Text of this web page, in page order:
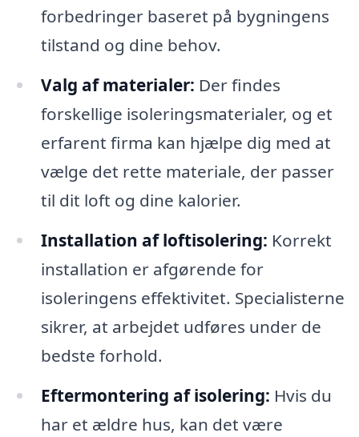
forbedringer baseret på bygningens
tilstand og dine behov.
Valg af materialer: Der findes
forskellige isoleringsmaterialer, og et
erfarent firma kan hjælpe dig med at
vælge det rette materiale, der passer
til dit loft og dine kalorier.
Installation af loftisolering: Korrekt
installation er afgørende for
isoleringens effektivitet. Specialisterne
sikrer, at arbejdet udføres under de
bedste forhold.
Eftermontering af isolering: Hvis du
har et ældre hus, kan det være